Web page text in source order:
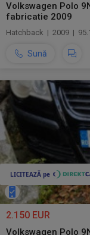
Volkswagen Polo
fabricatie 2009
Hatchback | 2009 |
Sună
2.150 EUR
Volkswagen Polo